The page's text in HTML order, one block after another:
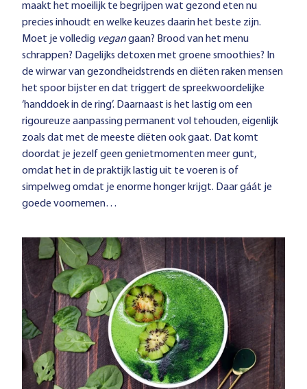
maakt het moeilijk te begrijpen wat gezond eten nu
precies inhoudt en welke keuzes daarin het beste zijn.
Moet je volledig vegangaan? Brood van het menu
schrappen? Dagelijks detoxen met groene smoothies? In
de wirwar van gezondheidstrends en diëten raken mensen
het spoor bijster en dat triggert de spreekwoordelijke
‘handdoek in de ring’. Daarnaast is het lastig om een
rigoureuze aanpassing permanent vol tehouden, eigenlijk
zoals dat met de meeste diëten ook gaat. Dat komt
doordat je jezelf geen genietmomenten meer gunt,
omdat het in de praktijk lastig uit te voeren is of
simpelweg omdat je enorme honger krijgt. Daar gáát je
goede voornemen…